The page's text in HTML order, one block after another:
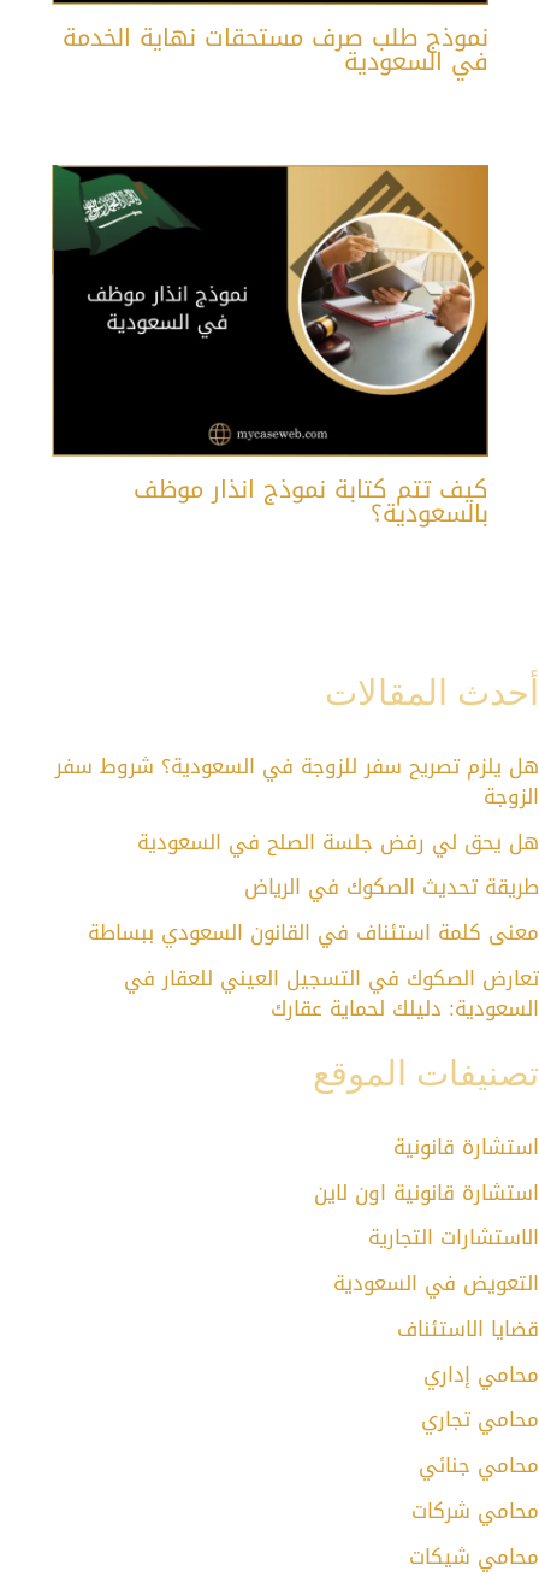
نموذج طلب صرف مستحقات نهاية الخدمة
في السعودية
كيف تتم كتابة نموذج انذار موظف
بالسعودية؟
أحدث المقالات
هل يلزم تصريح سفر للزوجة في السعودية؟ شروط سفر
الزوجة
هل يحق لي رفض جلسة الصلح في السعودية
طريقة تحديث الصكوك في الرياض
معنى كلمة استئناف في القانون السعودي ببساطة
تعارض الصكوك في التسجيل العيني للعقار في
السعودية: دليلك لحماية عقارك
تصنيفات الموقع
استشارة قانونية
استشارة قانونية اون لاين
الاستشارات التجارية
التعويض في السعودية
قضايا الاستئناف
محامي إداري
محامي تجاري
محامي جنائي
محامي شركات
محامي شيكات